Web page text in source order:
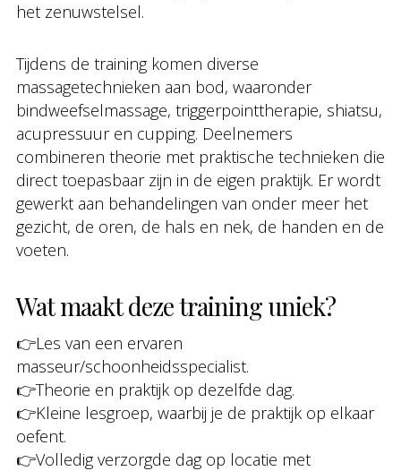
het zenuwstelsel.
Tijdens de training komen diverse
massagetechnieken aan bod, waaronder
bindweefselmassage, triggerpointtherapie, shiatsu,
acupressuur en cupping. Deelnemers
combineren theorie met praktische technieken die
direct toepasbaar zijn in de eigen praktijk. Er wordt
gewerkt aan behandelingen van onder meer het
gezicht, de oren, de hals en nek, de handen en de
voeten.
Wat maakt deze training uniek?
👉Les van een ervaren
masseur/schoonheidsspecialist.
👉Theorie en praktijk op dezelfde dag.
👉Kleine lesgroep, waarbij je de praktijk op elkaar
oefent.
👉Volledig verzorgde dag op locatie met